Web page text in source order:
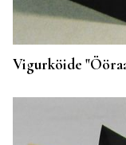
Vigurköide